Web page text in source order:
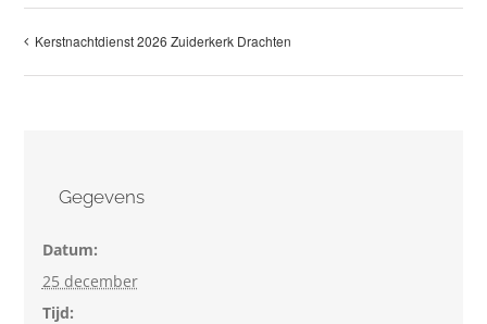
Kerstnachtdienst 2026 Zuiderkerk Drachten
Gegevens
Datum:
25 december
Tijd: